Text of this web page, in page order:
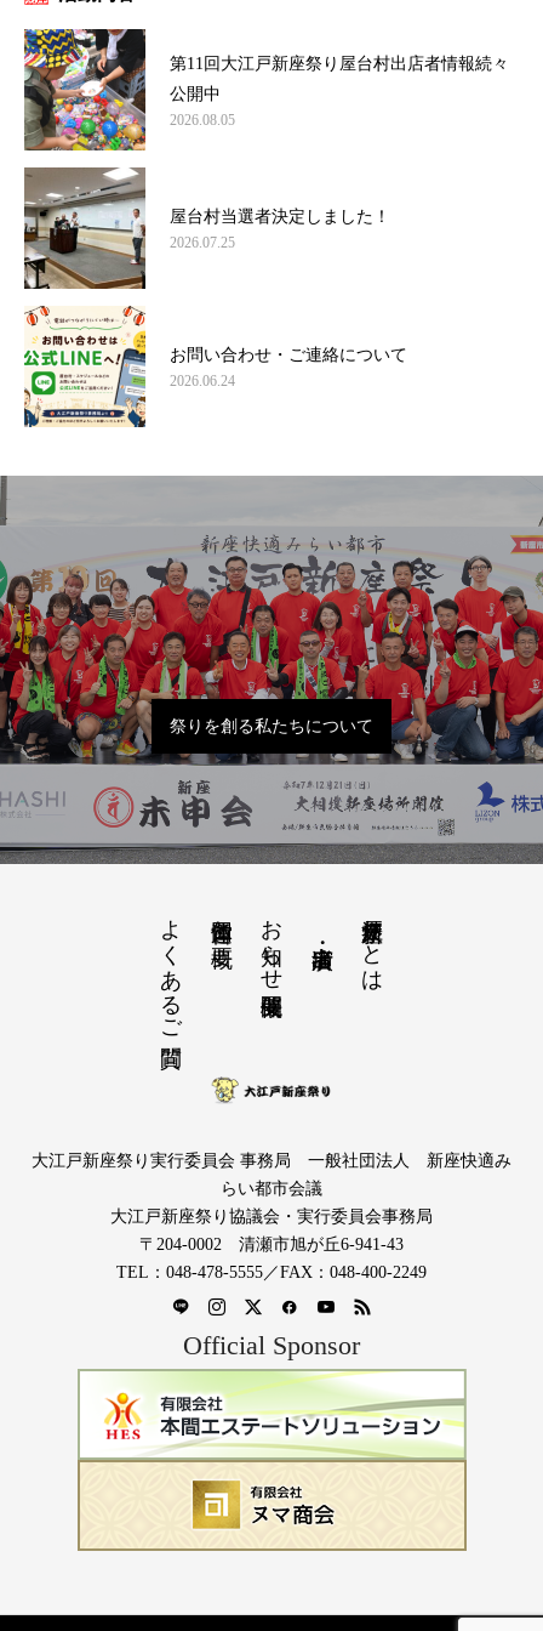
第11回大江戸新座祭り屋台村出店者情報続々
公開中
2026.08.05
屋台村当選者決定しました！
2026.07.25
お問い合わせ・ご連絡について
2026.06.24
祭りを創る私たちについて
大江戸新座祭りとは
お知らせ開催概要
運営団体と概要
よくあるご質問
大江戸新座祭り実行委員会 事務局 一般社団法人 新座快適み
らい都市会議
大江戸新座祭り協議会・実行委員会事務局
〒204-0002 清瀬市旭が丘6-941-43
TEL：048-478-5555／FAX：048-400-2249
Official Sponsor